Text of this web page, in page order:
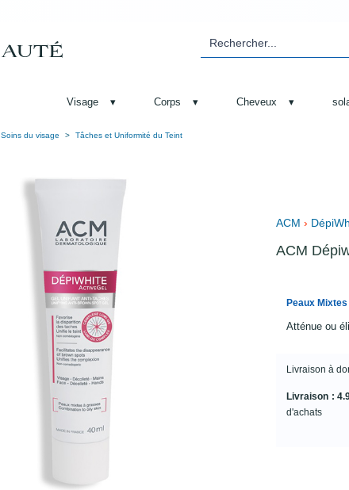
Visage ▾ Corps ▾ Cheveux ▾
Soins du visage Tâches et Uniformité du Teint
ACM ›
ACM
Peaux
Atténue ou
Livraison à
Livraison :
d'achats